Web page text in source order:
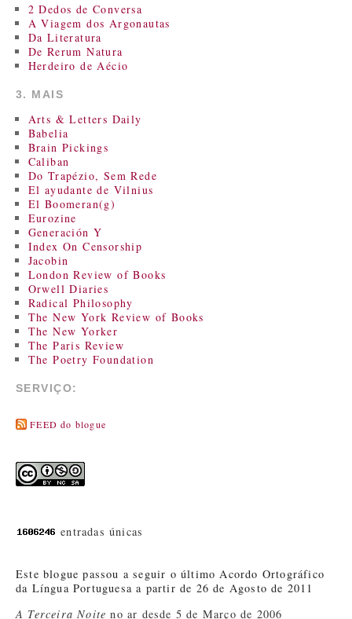
2 Dedos de Conversa
A Viagem dos Argonautas
Da Literatura
De Rerum Natura
Herdeiro de Aécio
3. MAIS
Arts & Letters Daily
Babelia
Brain Pickings
Caliban
Do Trapézio, Sem Rede
El ayudante de Vilnius
El Boomeran(g)
Eurozine
Generación Y
Index On Censorship
Jacobin
London Review of Books
Orwell Diaries
Radical Philosophy
The New York Review of Books
The New Yorker
The Paris Review
The Poetry Foundation
SERVIÇO:
FEED do blogue
entradas únicas
Este blogue passou a seguir o último Acordo Ortográfico
da Língua Portuguesa a partir de 26 de Agosto de 2011
A Terceira Noite no ar desde 5 de Março de 2006